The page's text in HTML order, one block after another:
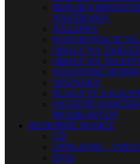
REPLIKY-
NÁSTROJOV
NÁLEPKY
NAFUKOVACIE
OBALY NA
OBALY NA
NÁSTENNÉ
ODZNAKY
PLAGÁTY A
OSTATNÉ
MUZIKANTOV
HUDOBNÉ NOSIČE
CD
LP PLATNE –
DVD